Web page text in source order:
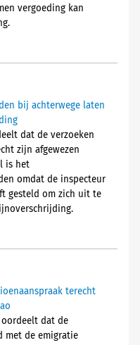
vergoeding kan
bij achterwege laten
dat de verzoeken
zijn afgewezen
is het
omdat de inspecteur
gesteld om zich uit te
terecht
oordeelt dat de
met de emigratie